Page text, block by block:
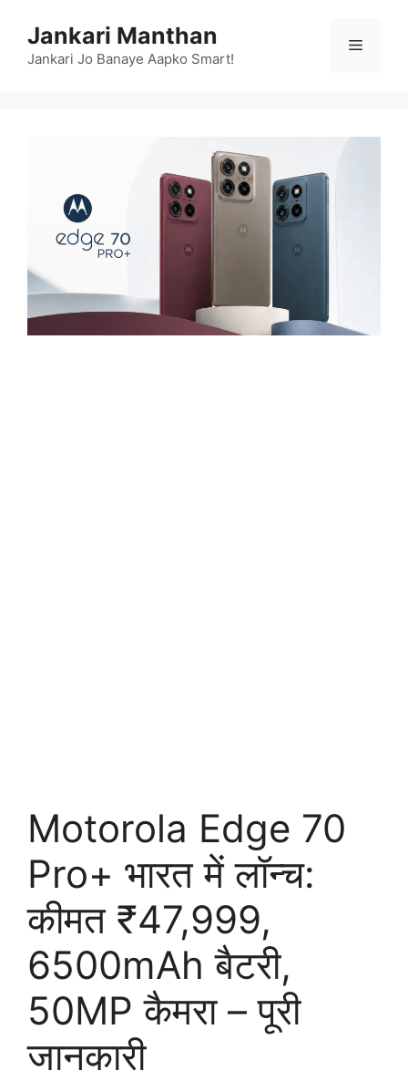
content
Jankari Manthan
Jankari Jo Banaye Aapko Smart!
Menu
Motorola Edge 70
Pro+ भारत में लॉन्च:
कीमत ₹47,999,
6500mAh बैटरी,
50MP कैमरा – पूरी
जानकारी